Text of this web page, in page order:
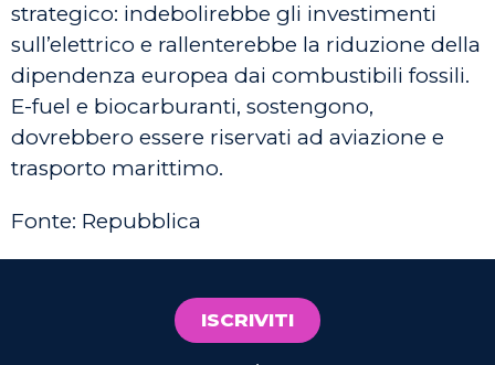
strategico: indebolirebbe gli investimenti
sull’elettrico e rallenterebbe la riduzione della
dipendenza europea dai combustibili fossili.
E-fuel e biocarburanti, sostengono,
dovrebbero essere riservati ad aviazione e
trasporto marittimo.
Fonte: Repubblica
ISCRIVITI